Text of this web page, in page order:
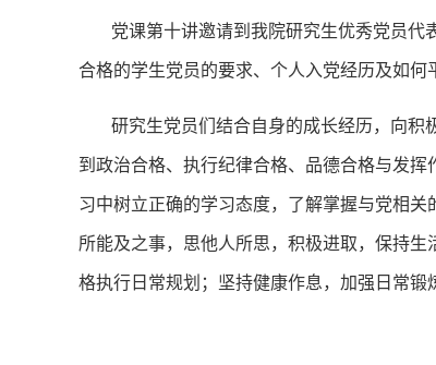
党课第十讲邀请到我院研究生优秀党员代
合格的学生党员的要求、个人入党经历及如何
研究生党员们结合自身的成长经历，向积
到政治合格、执行纪律合格、品德合格与发
习中树立正确的学习态度，了解掌握与党相
所能及之事，思他人所思，积极进取，保持
格执行日常规划；坚持健康作息，加强日常锻